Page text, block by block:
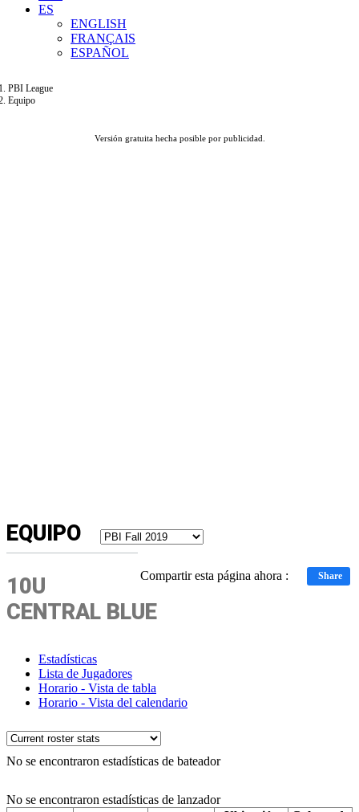
ES
ENGLISH
FRANÇAIS
ESPAÑOL
PBI League
Equipo
Versión gratuita hecha posible por publicidad.
EQUIPO
Compartir esta página ahora : Share
10U
CENTRAL BLUE
Estadísticas
Lista de Jugadores
Horario - Vista de tabla
Horario - Vista del calendario
No se encontraron estadísticas de bateador
No se encontraron estadísticas de lanzador